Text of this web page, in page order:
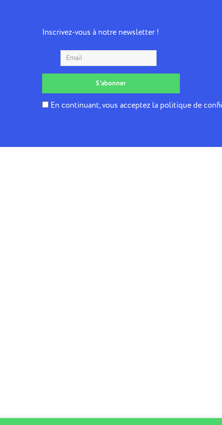
Inscrivez-vous à notre newsletter !
En continuant, vous acceptez la politique de